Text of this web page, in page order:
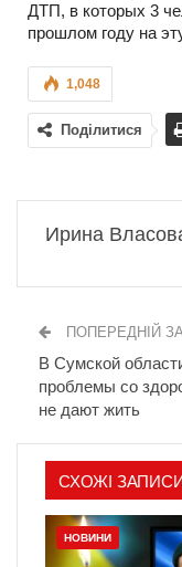
ДТП, в которых 3
прошлом году на
1,048
Поділитися
Ирина
ПОПЕРЕДНІЙ
В Сумской
проблемы со
не дают жить
СХОЖІ
НОВИНИ